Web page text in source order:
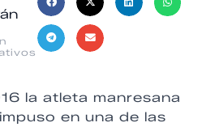
la atleta manresana
en una de las